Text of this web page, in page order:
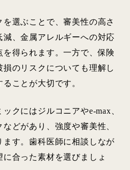
選ぶことで、審美性の高さ
、金属アレルギーへの対応
得られます。一方で、保険
のリスクについても理解し
ことが大切です。
クにはジルコニアやe-max、
どがあり、強度や審美性、
す。歯科医師に相談しなが
合った素材を選びましょ